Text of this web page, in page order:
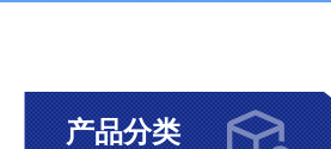
产品分类